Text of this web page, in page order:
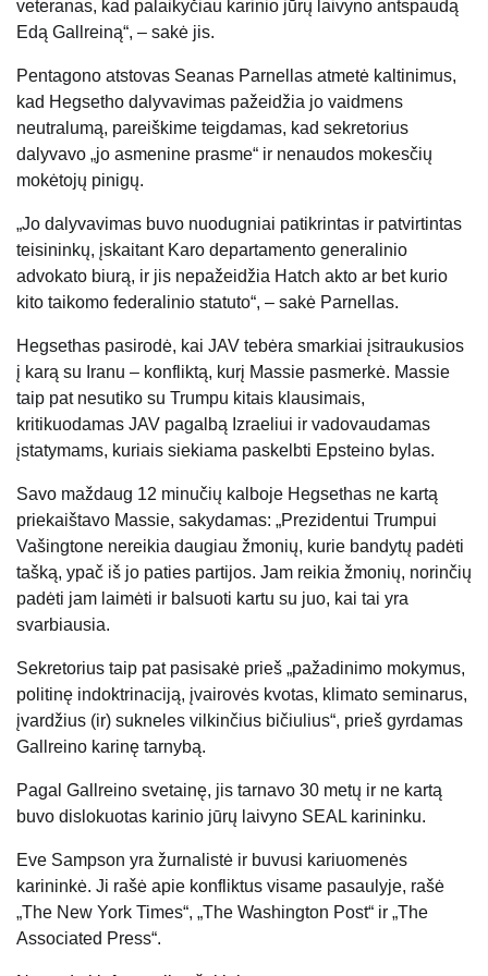
veteranas, kad palaikyčiau karinio jūrų laivyno antspaudą
Edą Gallreiną“, – sakė jis.
Pentagono atstovas Seanas Parnellas atmetė kaltinimus,
kad Hegsetho dalyvavimas pažeidžia jo vaidmens
neutralumą, pareiškime teigdamas, kad sekretorius
dalyvavo „jo asmenine prasme“ ir nenaudos mokesčių
mokėtojų pinigų.
„Jo dalyvavimas buvo nuodugniai patikrintas ir patvirtintas
teisininkų, įskaitant Karo departamento generalinio
advokato biurą, ir jis nepažeidžia Hatch akto ar bet kurio
kito taikomo federalinio statuto“, – sakė Parnellas.
Hegsethas pasirodė, kai JAV tebėra smarkiai įsitraukusios
į karą su Iranu – konfliktą, kurį Massie pasmerkė. Massie
taip pat nesutiko su Trumpu kitais klausimais,
kritikuodamas JAV pagalbą Izraeliui ir vadovaudamas
įstatymams, kuriais siekiama paskelbti Epsteino bylas.
Savo maždaug 12 minučių kalboje Hegsethas ne kartą
priekaištavo Massie, sakydamas: „Prezidentui Trumpui
Vašingtone nereikia daugiau žmonių, kurie bandytų padėti
tašką, ypač iš jo paties partijos. Jam reikia žmonių, norinčių
padėti jam laimėti ir balsuoti kartu su juo, kai tai yra
svarbiausia.
Sekretorius taip pat pasisakė prieš „pažadinimo mokymus,
politinę indoktrinaciją, įvairovės kvotas, klimato seminarus,
įvardžius (ir) sukneles vilkinčius bičiulius“, prieš gyrdamas
Gallreino karinę tarnybą.
Pagal Gallreino svetainę, jis tarnavo 30 metų ir ne kartą
buvo dislokuotas karinio jūrų laivyno SEAL karininku.
Eve Sampson yra žurnalistė ir buvusi kariuomenės
karininkė. Ji rašė apie konfliktus visame pasaulyje, rašė
„The New York Times“, „The Washington Post“ ir „The
Associated Press“.